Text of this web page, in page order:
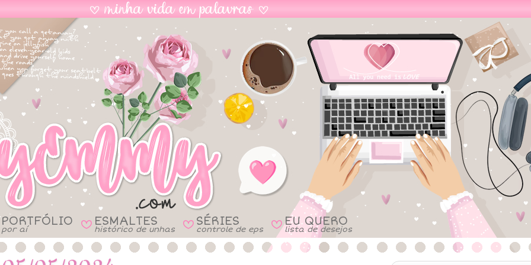
PORTFÓLIO
por aí B ESMALTES
histórico de unhas B SÉRIES
controle de eps B EU QUERO
lista de desejos